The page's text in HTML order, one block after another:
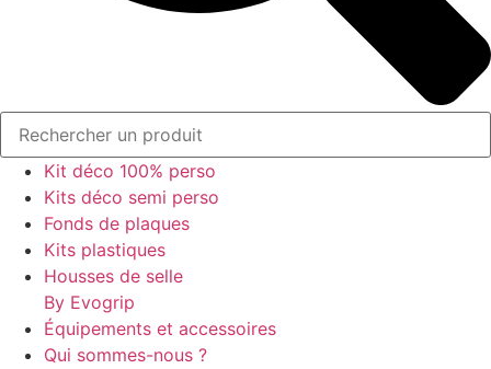
Kit déco 100% perso
Kits déco semi perso
Fonds de plaques
Kits plastiques
Housses de selle
By Evogrip
Équipements et accessoires
Qui sommes-nous ?